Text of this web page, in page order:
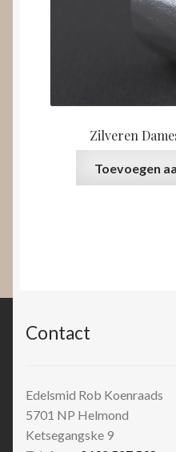
Zilveren
Toevoegen
Contact
Edelsmid Rob Koenraads
5701 NP Helmond
Ketsegangske 9